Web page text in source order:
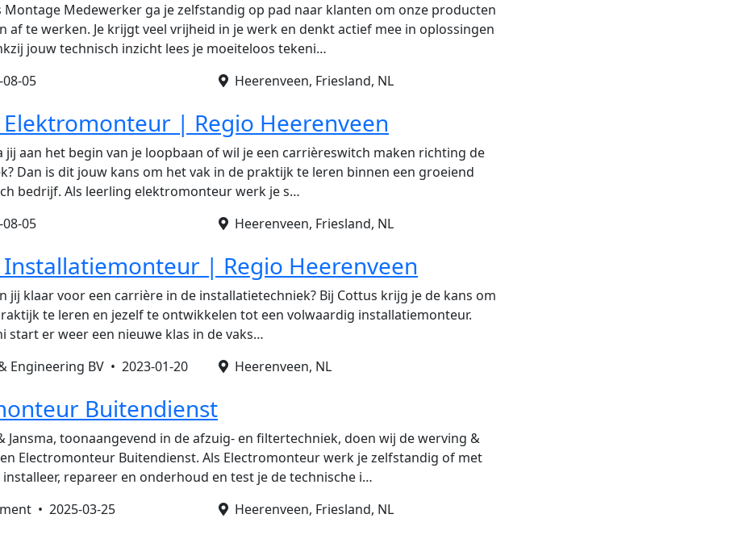
Montage Medewerker ga je zelfstandig op pad naar klanten om onze producten
af te werken. Je krijgt veel vrijheid in je werk en denkt actief mee in oplossingen
jouw technisch inzicht lees je moeiteloos tekeni…
05 Heerenveen, Friesland, NL
| Regio Heerenveen
jij aan het begin van je loopbaan of wil je een carrièreswitch maken richting de
Dan is dit jouw kans om het vak in de praktijk te leren binnen een groeiend
bedrijf. Als leerling elektromonteur werk je s…
05 Heerenveen, Friesland, NL
| Regio Heerenveen
jij klaar voor een carrière in de installatietechniek? Bij Cottus krijg je de kans om
te leren en jezelf te ontwikkelen tot een volwaardig installatiemonteur.
start er weer een nieuwe klas in de vaks…
Engineering BV • 2023-01-20 Heerenveen, NL
Buitendienst
Jansma, toonaangevend in de afzuig- en filtertechniek, doen wij de werving &
Electromonteur Buitendienst. Als Electromonteur werk je zelfstandig of met
installeer, repareer en onderhoud en test je de technische i…
• 2025-03-25 Heerenveen, Friesland, NL